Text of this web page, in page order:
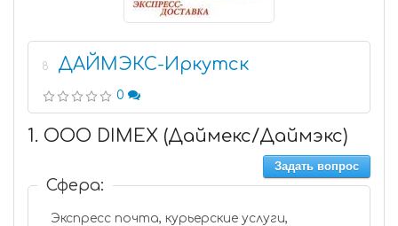
8 ДАЙМЭКС-Иркутск
0
1. ООО DIMEX (Даймекс/Даймэкс)
Задать вопрос
Сфера:
Экспресс почта, курьерские услуги,